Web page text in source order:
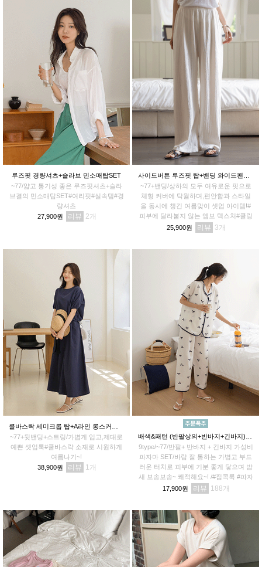
루즈핏 경량셔츠+슬라브 민소매탑SET
~77/얇고 통기성 좋은 루즈핏셔츠+슬라
브결의 민소매탑SET#여리핏#실속템#경
량셔츠
27,900원
리뷰 2
~77+밴딩/상하의 모두 여유로운 핏으로
체형 커버에 탁월하며,편안함과 스타일
을 동시에 챙긴 여름맞이 셋업 아이템!#
피부에 달라붙지 않는 엠보 텍스처#쿨링
핏세트
25,900원 리뷰 3
~77+뒷밴딩+스트링/가볍게 입고,제대로
예쁜 셋업룩#쿨바스락 소재로 시원하게
여름나기~!
38,900원
리뷰 1
9type/~77/반팔+ 반바지 + 긴바지 가성비
파자마 SET/바람 잘 통하는 가볍고 부드
러운 터치로 피부에 기분 좋게 닿으며 밤
새 보송보송~ 쾌적해요~! /#집콕룩 #파자
마파티 #꿀잠각
17,900원 리뷰 188